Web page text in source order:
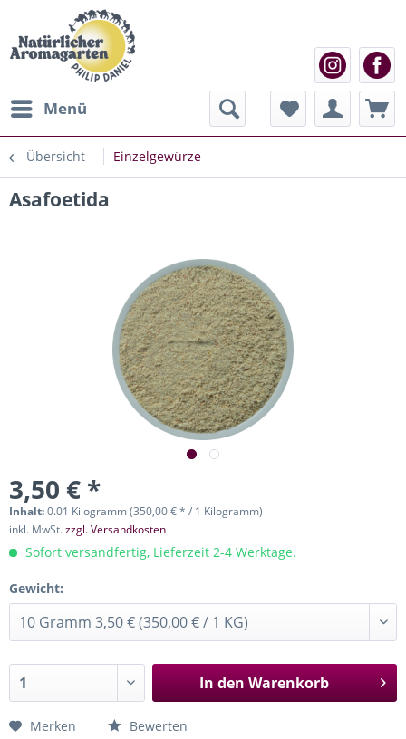
Menü
Übersicht Einzelgewürze
Asafoetida
3,50 € *
Inhalt:0.01 Kilogramm (350,00 € * / 1 Kilogramm)
inkl. MwSt.zzgl. Versandkosten
Sofort versandfertig, Lieferzeit 2-4 Werktage.
Gewicht:
In den Warenkorb
Merken Bewerten